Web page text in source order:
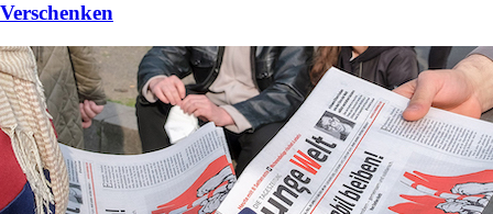
Verschenken